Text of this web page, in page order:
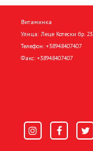
Витаминка
Улица: Леце Котески бр. 23
Телефон: +38948407407
Факс: +38948407407